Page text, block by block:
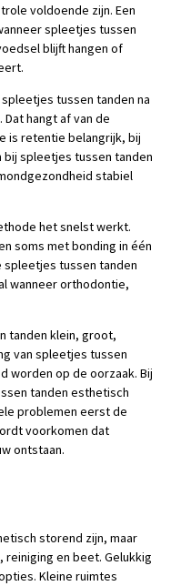
voldoende zijn. Een
spleetjes tussen
blijft hangen of
tussen tanden na
hangt af van de
is retentie belangrijk, bij
spleetjes tussen tanden
stabiel
het snelst werkt.
soms met bonding in één
tussen tanden
wanneer orthodontie,
tanden klein, groot,
van spleetjes tussen
worden op de oorzaak. Bij
tanden esthetisch
problemen eerst de
voorkomen dat
ontstaan.
storend zijn, maar
en beet. Gelukkig
Kleine ruimtes